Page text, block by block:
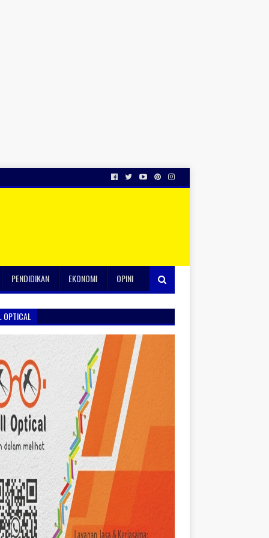
PENDIDIKAN EKONOMI OPINI
OPTICAL